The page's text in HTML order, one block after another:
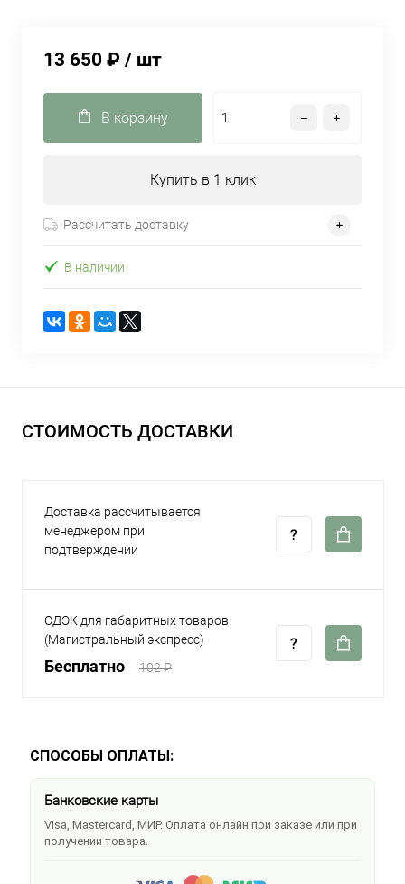
13 650 ₽ / шт
В корзину
Купить в 1 клик
Рассчитать доставку
В наличии
СТОИМОСТЬ ДОСТАВКИ
Доставка рассчитывается
менеджером при
подтверждении
СДЭК для габаритных товаров
(Магистральный экспресс)
Бесплатно 102 ₽
СПОСОБЫ ОПЛАТЫ:
Банковские карты
Visa, Mastercard, МИР. Оплата онлайн при заказе или при
получении товара.